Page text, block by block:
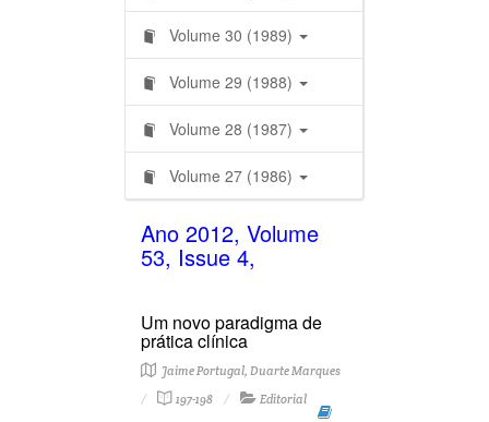
Volume 30 (1989)
Volume 29 (1988)
Volume 28 (1987)
Volume 27 (1986)
Ano 2012, Volume
53, Issue 4,
Um novo paradigma de
prática clínica
Jaime Portugal, Duarte Marques
197-198
Editorial